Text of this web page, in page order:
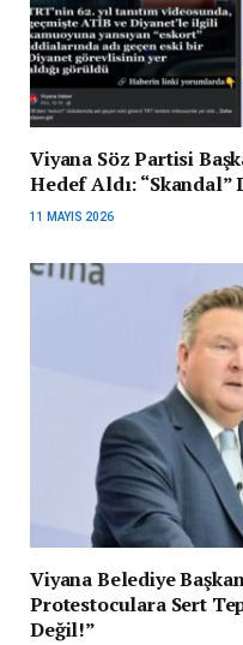
Viyana Söz Partisi
Hedef Aldı: “Skandal”
11 MAYIS 2026
Viyana Belediye
Protestoculara Sert
Değil!”